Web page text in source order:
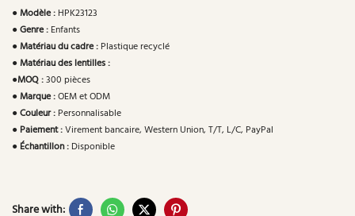
●Modèle : HPK23123
●Genre : Enfants
●Matériau du cadre : Plastique recyclé
●Matériau des lentilles :
●MOQ :300 pièces
●Marque :OEM et ODM
●Couleur : Personnalisable
● Paiement :Virement bancaire, Western Union, T/T, L/C, PayPal
● Échantillon : Disponible
Share with: